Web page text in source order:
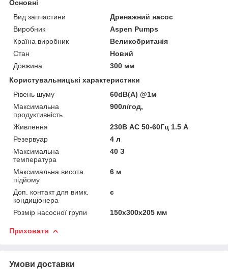
Основні
Вид запчастини
Дренажний насос
Виробник
Aspen Pumps
Країна виробник
Великобританія
Стан
Новий
Довжина
300 мм
Користувальницькі характеристики
Рівень шуму
60dB(A) @1м
Максимальна
продуктивність
900л/год,
Живлення
230В AC 50-60Гц 1.5 A
Резервуар
4 л
Максимальна
температура
40 З
Максимальна висота
підйому
6 м
Доп. контакт для вимк.
кондиціонера
є
Розмір насосної групи 150х300х205 мм
Приховати
Умови доставки